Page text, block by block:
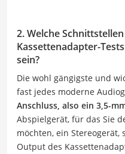
2. Welche
Kassettenadapter-
sein?
Die wohl gängigste und
fast jedes moderne
Anschluss, also ein 3,5-
Abspielgerät, für das Sie
möchten, ein Stereogerät,
Output des